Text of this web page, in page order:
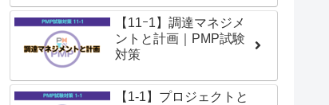
【11ｰ1】調達マネジメ
ントと計画｜PMP試験
対策
【1-1】プロジェクトと